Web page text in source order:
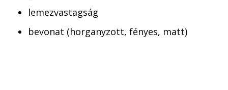
lemezvastagság
bevonat (horganyzott, fényes, matt)